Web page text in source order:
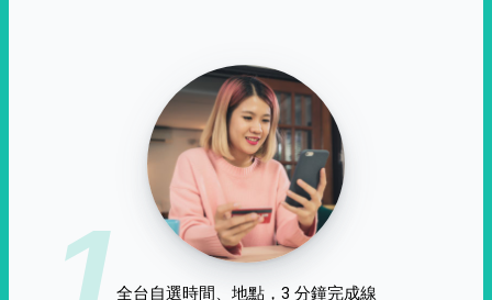
全台自選時間、地點，3 分鐘完成線